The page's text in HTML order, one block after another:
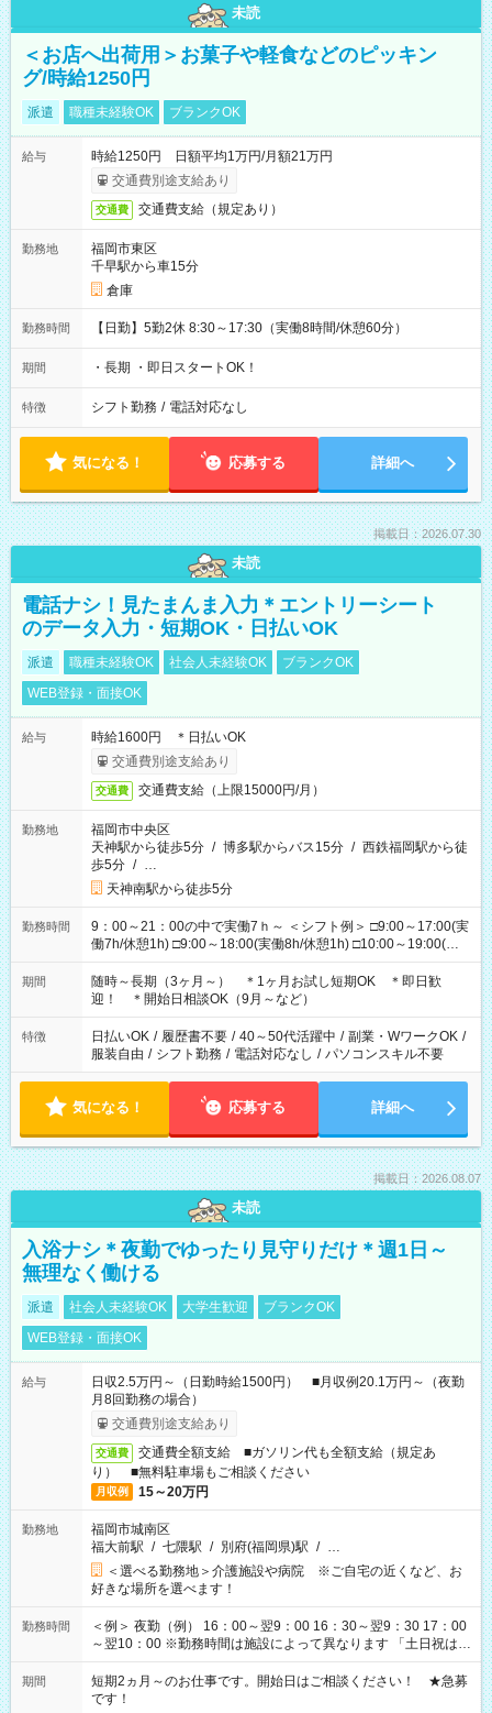
未読
＜お店へ出荷用＞お菓子や軽食などのピッキン
グ/時給1250円
派遣 職種未経験OK ブランクOK
給与
時給1250円 日額平均1万円/月額21万円
交通費別途支給あり
交通費 交通費支給（規定あり）
勤務地
福岡市東区
千早駅から車15分
倉庫
勤務時間 【日勤】5勤2休 8:30～17:30（実働8時間/休憩60分）
期間 ・長期 ・即日スタートOK！
特徴 シフト勤務 / 電話対応なし
気になる！ 応募する 詳細へ
掲載日：2026.07.30
未読
電話ナシ！見たまんま入力＊エントリーシート
のデータ入力・短期OK・日払いOK
派遣 職種未経験OK 社会人未経験OK
ブランクOK
WEB登録・面接OK
給与
時給1600円 ＊日払いOK
交通費別途支給あり
交通費 交通費支給（上限15000円/月）
勤務地
福岡市中央区
天神駅から徒歩5分 / 博多駅からバス15分 / 西鉄福岡駅から徒
歩5分 / …
天神南駅から徒歩5分
勤務時間
9：00～21：00の中で実働7ｈ～ ＜シフト例＞ □9:00～17:00(実
働7h/休憩1h) □9:00～18:00(実働8h/休憩1h) □10:00～19:00(実
働8h/休憩1h) □11:00～20:00(実働8h/休憩1h) □12:00～20:00(実
働7h/休憩1h) □12:00～21:00(実働7h/休憩1h) ＊固定OK ＊選べ
る時間帯！
期間
随時～長期（3ヶ月～） ＊1ヶ月お試し短期OK ＊即日歓
迎！ ＊開始日相談OK（9月～など）
特徴 日払いOK / 履歴書不要 / 40～50代活躍中 / 副業・WワークOK /
服装自由 / シフト勤務 / 電話対応なし / パソコンスキル不要
気になる！ 応募する 詳細へ
掲載日：2026.08.07
未読
入浴ナシ＊夜勤でゆったり見守りだけ＊週1日～
無理なく働ける
派遣 社会人未経験OK 大学生歓迎
ブランクOK
WEB登録・面接OK
給与
日収2.5万円～（日勤時給1500円） ■月収例20.1万円～（夜勤
月8回勤務の場合）
交通費別途支給あり
交通費
交通費全額支給 ■ガソリン代も全額支給（規定あ
り） ■無料駐車場もご相談ください
月収例 15～20万円
勤務地
福岡市城南区
福大前駅 / 七隈駅 / 別府(福岡県)駅 / …
＜選べる勤務地＞介護施設や病院 ※ご自宅の近くなど、お
好きな場所を選べます！
勤務時間
＜例＞ 夜勤（例） 16：00～翌9：00 16：30～翌9：30 17：00
～翌10：00 ※勤務時間は施設によって異なります 「土日祝は休
みたい」 「しっかり稼ぎたい」 「もう少し遅い時間から始めた
い」など ご希望にあったお仕事をご案内いたします。 ※未経験
の方の場合は1～2ヶ月間は日中での仕事を経験いただき、 お
期間
短期2ヵ月～のお仕事です。開始日はご相談ください！ ★急募
です！